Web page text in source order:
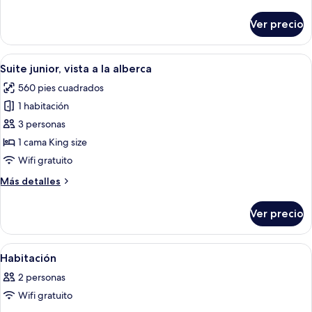
junior,
vista
al
océano
Ver precio
Abrir
todas
las
fotos
de
Suite
junior,
a
Un área de piscina en la azotea con
3
Suite junior, vista a la alberca
560 pies cuadrados
1 habitación
3 personas
1 cama King size
Wifi gratuito
Más detalles
Más
junior,
vista
a
alberca
Ver precio
Abrir
todas
las
fotos
Una habitación con cama, escritorio,
13
Habitación
2 personas
Wifi gratuito